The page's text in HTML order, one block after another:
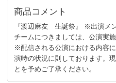
商品コメント
『渡辺麻友 生誕祭』 ※出演メ
チームにつきましては、公演実
※配信される公演における内容
演時の状況に則しております。
とを予めご了承ください。